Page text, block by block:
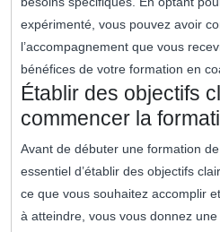
expérimenté, vous pouvez avoir
l’accompagnement que vous
bénéfices de votre formation en
Établir des objectifs
commencer la
Avant de débuter une formation
essentiel d’établir des objectifs
ce que vous souhaitez accomplir
à atteindre, vous vous donnez